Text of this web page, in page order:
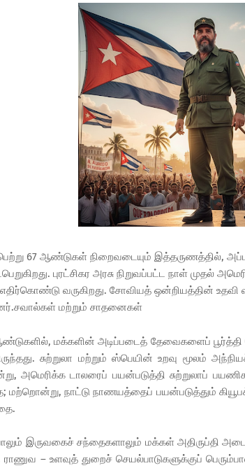
பெற்று 67 ஆண்டுகள் நிறைவடையும் இத்தருணத்தில்,
புரட்சிகர அரசு நிறுவப்பட்ட நாள் முதல்
வருகிறது. சோவியத் ஒன்றியத்தின் உதவி
மற்றும் சாதனைகள்
ஆண்டுகளில், மக்களின் அடிப்படைத் தேவைகளைப்
சுற்றுலா மற்றும் ஸ்பெயின் உறவு மூலம்
அமெரிக்க டாலரைப் பயன்படுத்தி சுற்றுலாப்
நாட்டு நாணயத்தைப் பயன்படுத்தும்
இருவகைச் சந்தைகளாலும் மக்கள் அதிருப்தி
– உளவுத் துறைச் செயல்பாடுகளுக்குப்